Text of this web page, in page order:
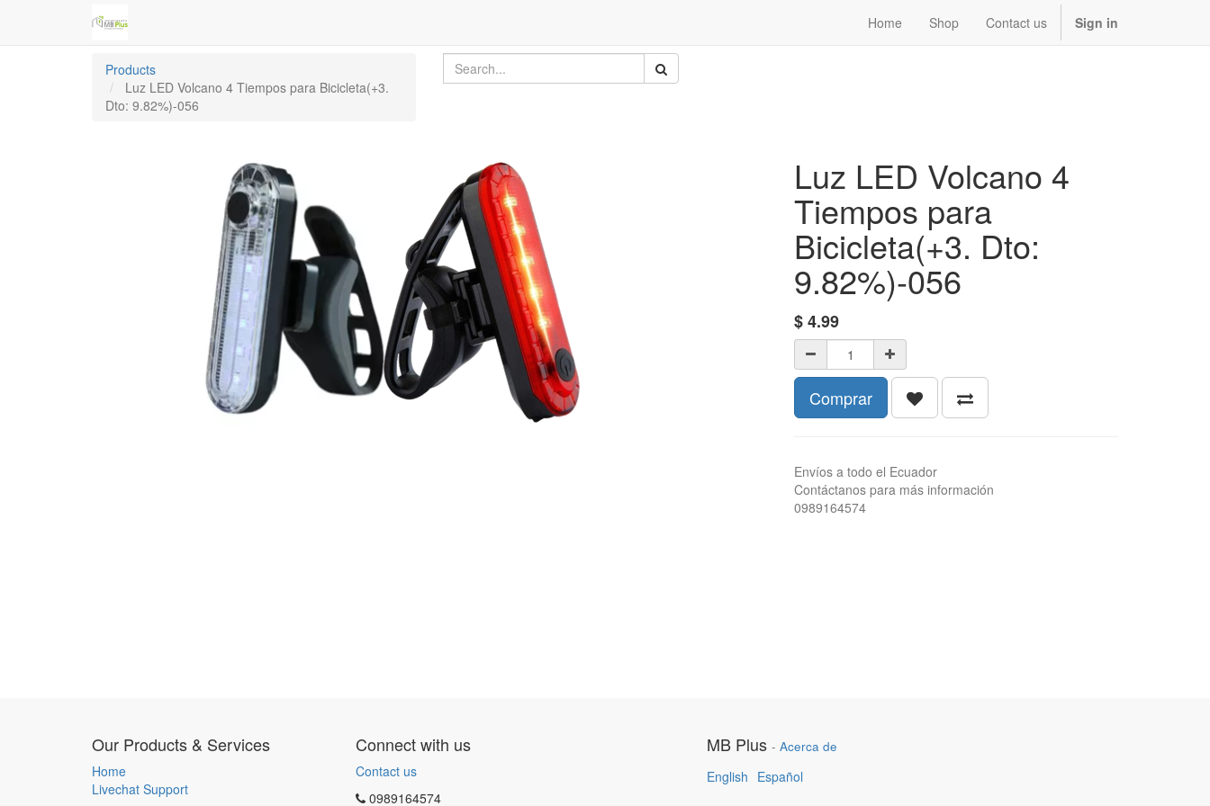
Home Shop Contact us Sign in
Products
Luz LED Volcano 4 Tiempos para Bicicleta(+3.
Dto: 9.82%)-056
Luz LED Volcano 4
Tiempos para
Bicicleta(+3. Dto:
9.82%)-056
$4.99
Comprar
Envíos a todo el Ecuador
Contáctanos para más información
0989164574
Our Products & Services
Home
Livechat Support
Connect with us
Contact us
0989164574
MB Plus - Acerca de
English Español